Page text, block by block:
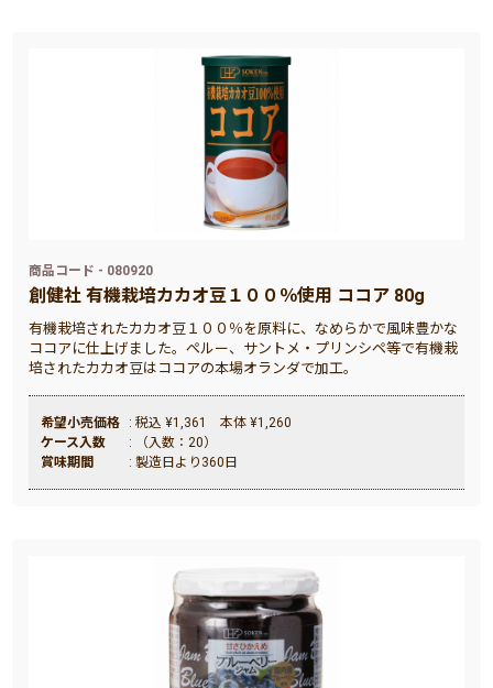
商品コード - 080920
創健社 有機栽培カカオ豆１００％使用 ココア 80g
有機栽培されたカカオ豆１００％を原料に、なめらかで風味豊かな
ココアに仕上げました。ペルー、サントメ・プリンシペ等で有機栽
培されたカカオ豆はココアの本場オランダで加工。
希望小売価格
: 税込 ¥1,361 本体 ¥1,260
ケース入数
: （入数：20）
賞味期間
: 製造日より360日